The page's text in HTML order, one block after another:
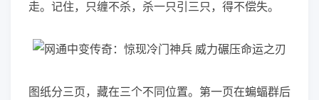
走。记住，只缠不杀，杀一只引三只，得不偿失。
图纸分三页，藏在三个不同位置。第一页在蝙蝠群后